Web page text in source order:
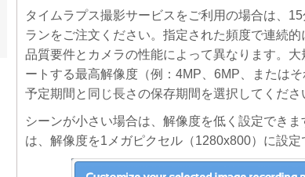
タイムラプス撮影サービスをご利用の場合は、
ランをご注文ください。指定された頻度で連続
品質要件とカメラの性能によって異なります。
ートする最高解像度（例：4MP、6MP、または
予定期間と同じ長さの保存期間を選択してくださ
シーンが小さい場合は、解像度を低く設定でき
は、解像度を1メガピクセル（1280x800）に設定